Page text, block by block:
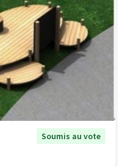
Soumis au vote